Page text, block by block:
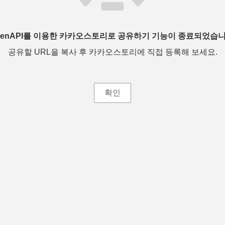
를 이용한 카카오스토리로 공유하기 기능이 종료되었습
공유할 URL을 복사 후 카카오스토리에 직접 등록해 보세요.
확인